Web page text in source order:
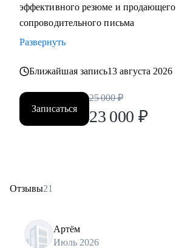
эффективного резюме и продающего
сопроводительного письма
Развернуть
Ближайшая запись13 августа 2026
Записаться
25 000 ₽
23 000 ₽
Отзывы21
Артём
Июль 2026